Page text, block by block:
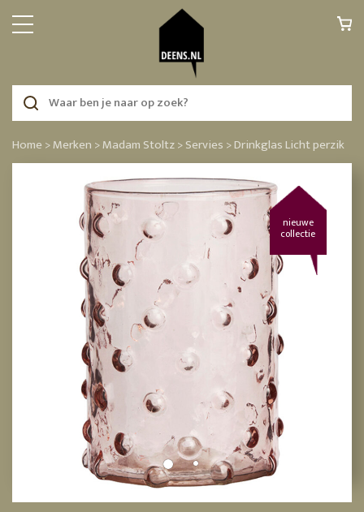
Home >Merken >Madam Stoltz >Servies >Drinkglas Licht perzik
nieuwe
collectie